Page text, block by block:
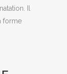
Il
forme